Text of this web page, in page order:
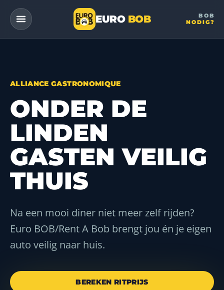
EURO BOB
— a DriveMe company
BOB
NODIG?
ALLIANCE GASTRONOMIQUE
ONDER DE
LINDEN
GASTEN VEILIG
THUIS
Na een mooi diner niet meer zelf rijden?
Euro BOB/Rent A Bob brengt jou én je eigen
auto veilig naar huis.
BEREKEN RITPRIJS